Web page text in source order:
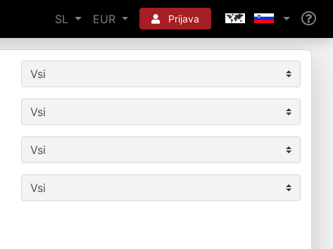
SL EUR Prijava